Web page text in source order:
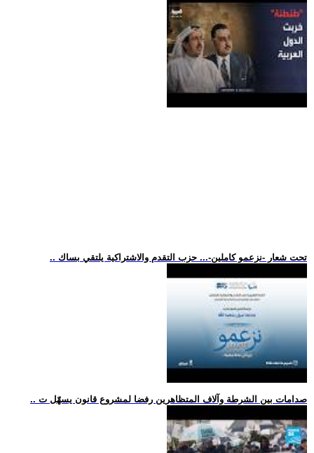
.. تحت شعار -نزعمو كاملين-... حزب التقدم والاشتراكية يلتقي بساك
.. صدامات بين الشرطة وآلاف المتظاهرين رفضا لمشروع قانون يسهّل ت